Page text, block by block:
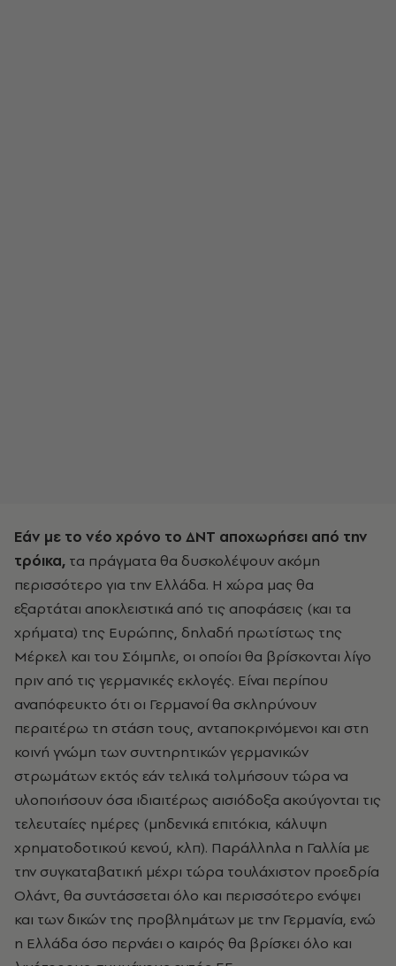
Εάν με το νέο χρόνο το ΔΝΤ αποχωρήσει από την
τρόικα, τα πράγματα θα δυσκολέψουν ακόμη
περισσότερο για την Ελλάδα. Η χώρα μας θα
εξαρτάται αποκλειστικά από τις αποφάσεις (και τα
χρήματα) της Ευρώπης, δηλαδή πρωτίστως της
Μέρκελ και του Σόιμπλε, οι οποίοι θα βρίσκονται λίγο
πριν από τις γερμανικές εκλογές. Είναι περίπου
αναπόφευκτο ότι οι Γερμανοί θα σκληρύνουν
περαιτέρω τη στάση τους, ανταποκρινόμενοι και στη
κοινή γνώμη των συντηρητικών γερμανικών
στρωμάτων εκτός εάν τελικά τολμήσουν τώρα να
υλοποιήσουν όσα ιδιαιτέρως αισιόδοξα ακούγονται τις
τελευταίες ημέρες (μηδενικά επιτόκια, κάλυψη
χρηματοδοτικού κενού, κλπ). Παράλληλα η Γαλλία με
την συγκαταβατική μέχρι τώρα τουλάχιστον προεδρία
Ολάντ, θα συντάσσεται όλο και περισσότερο ενόψει
και των δικών της προβλημάτων με την Γερμανία, ενώ
η Ελλάδα όσο περνάει ο καιρός θα βρίσκει όλο και